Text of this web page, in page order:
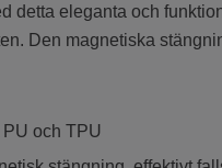
detta eleganta och
Den magnetiska
PU och TPU